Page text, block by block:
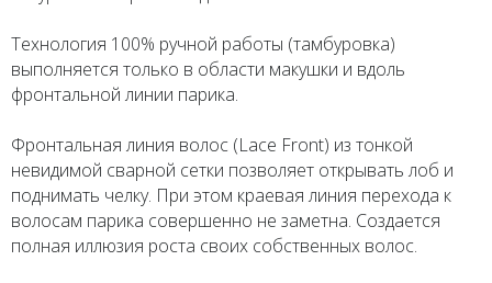
Технология 100% ручной работы (тамбуровка)
выполняется только в области макушки и вдоль
фронтальной линии парика.
Фронтальная линия волос (Lace Front) из тонкой
невидимой сварной сетки позволяет открывать лоб и
поднимать челку. При этом краевая линия перехода к
волосам парика совершенно не заметна. Создается
полная иллюзия роста своих собственных волос.